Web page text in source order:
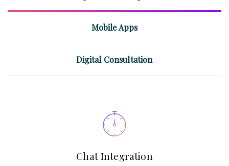
Mobile Apps
Digital Consultation
Chat Integration